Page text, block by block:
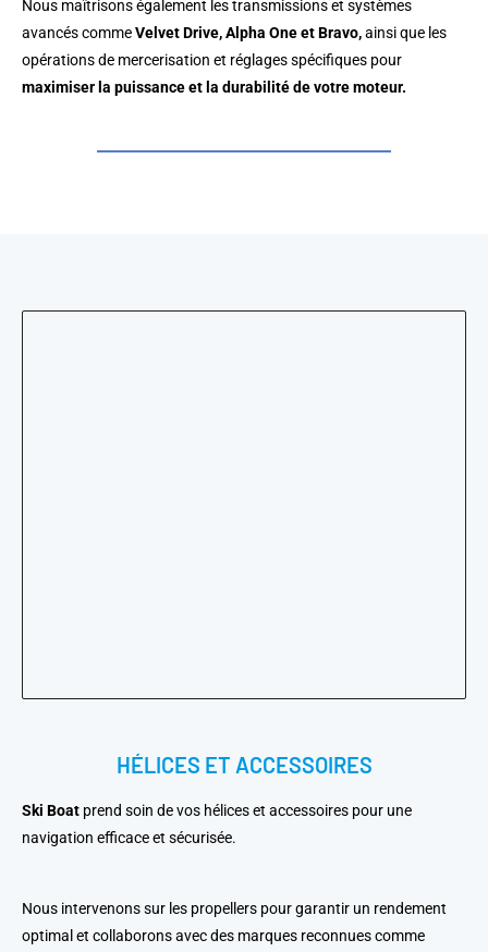
Nous maîtrisons également les transmissions et systèmes
avancés commeVelvet Drive, Alpha One et Bravo,ainsi que les
opérations de mercerisation et réglages spécifiques pour
maximiser la puissance et la durabilité de votre moteur.
HÉLICES ET ACCESSOIRES
Ski Boat prend soin de vos hélices et accessoires pour une
navigation efficace et sécurisée.
Nous intervenons sur les propellers pour garantir un rendement
optimal et collaborons avec des marques reconnues comme